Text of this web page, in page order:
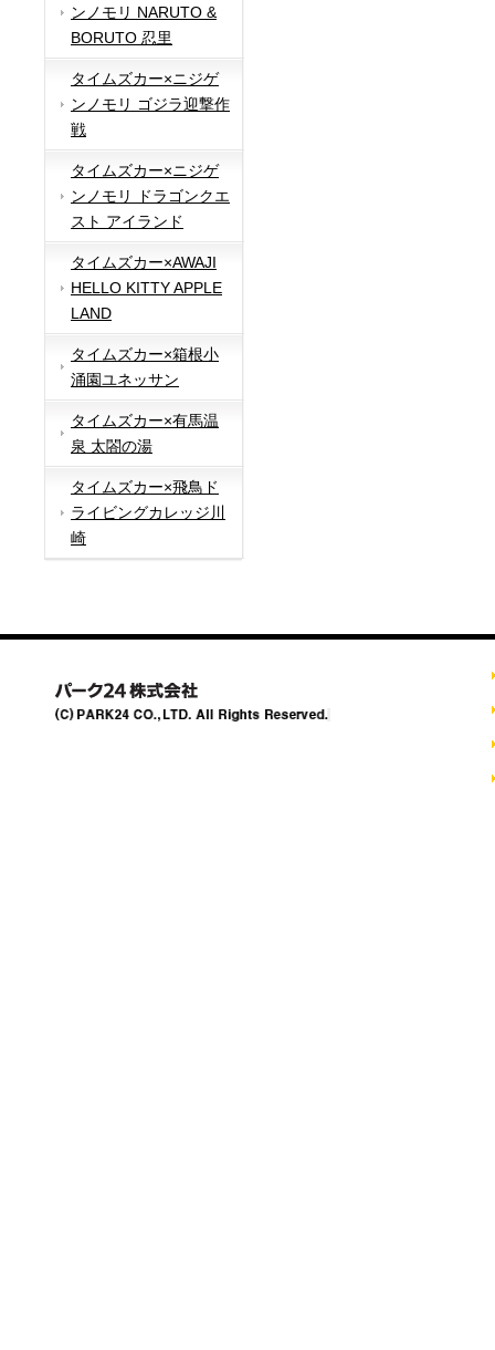
ンノモリ NARUTO &
BORUTO 忍里
タイムズカー×ニジゲ
ンノモリ ゴジラ迎撃作
戦
タイムズカー×ニジゲ
ンノモリ ドラゴンクエ
スト アイランド
タイムズカー×AWAJI
HELLO KITTY APPLE
LAND
タイムズカー×箱根小
涌園ユネッサン
タイムズカー×有馬温
泉 太閤の湯
タイムズカー×飛鳥ド
ライビングカレッジ川
崎